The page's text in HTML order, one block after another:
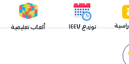
توزيع ١٤٤٧ ألعاب تعليمية